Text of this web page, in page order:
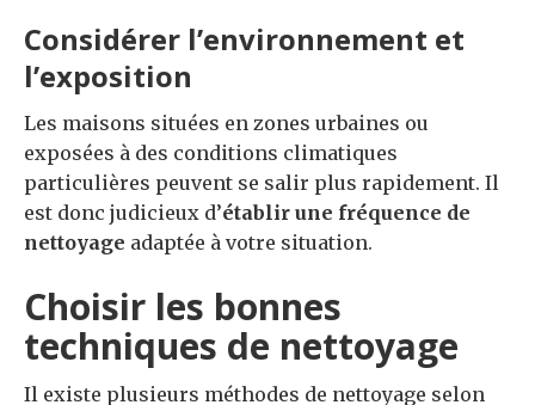
Considérer l’environnement et
l’exposition
Les maisons situées en zones urbaines ou
exposées à des conditions climatiques
particulières peuvent se salir plus rapidement. Il
est donc judicieux d’établir une fréquence de
nettoyage adaptée à votre situation.
Choisir les bonnes
techniques de nettoyage
Il existe plusieurs méthodes de nettoyage selon